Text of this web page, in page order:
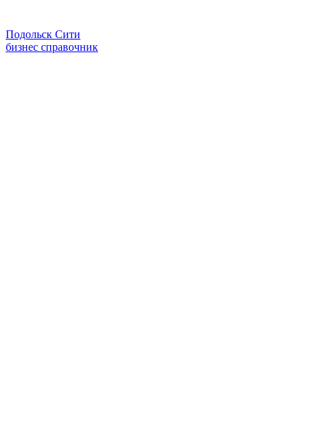
Подольск Сити
бизнес справочник